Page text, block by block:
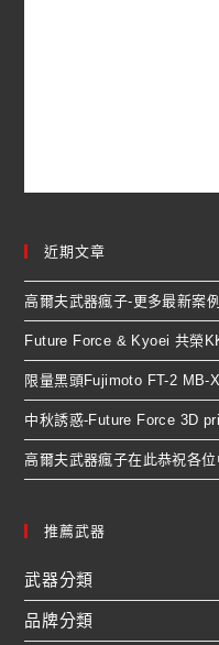
近期文章
高爾夫武器瘋子-更多最新案
Future Force & Kyoei 共榮
限量黑頭Fujimoto FT-2 MB-
中秋誘惑-Future Force 3D
高爾夫武器瘋子在此恭祝各
推薦武器
武器分類
品牌分類